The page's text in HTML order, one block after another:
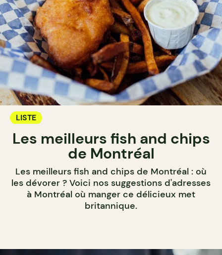
LISTE
Les meilleurs fish and chips
de Montréal
Les meilleurs fish and chips de Montréal : où
les dévorer ? Voici nos suggestions d'adresses
à Montréal où manger ce délicieux met
britannique.